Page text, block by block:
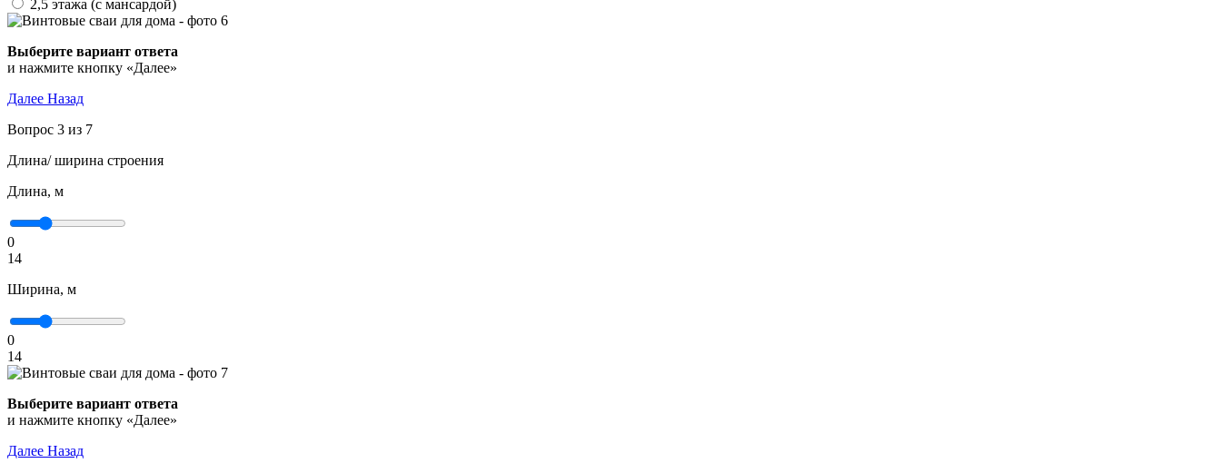
2,5 этажа (с мансардой)
Выберите вариант ответа
и нажмите кнопку «Далее»
Далее Назад
Вопрос 3 из 7
Длина/ ширина строения
Длина, м
0
14
Ширина, м
0
14
Выберите вариант ответа
и нажмите кнопку «Далее»
Далее Назад